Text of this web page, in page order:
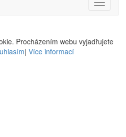
Procházením webu vyjadřujete
| Více informací